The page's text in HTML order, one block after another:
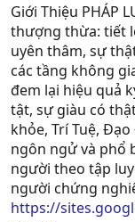
Giới Thiệu PHÁP
thượng thừa: tiết
uyên thâm, sự
các tầng không
đem lại hiệu quả
tật, sự giàu có
khỏe, Trí Tuệ,
ngôn ngử và phổ
người theo tập
người chứng
https://